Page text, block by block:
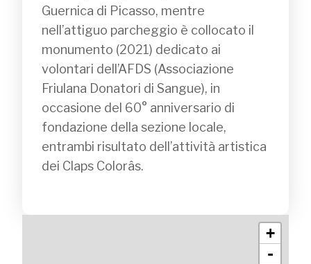
Guernica di Picasso, mentre
nell’attiguo parcheggio è collocato il
monumento (2021) dedicato ai
volontari dell’AFDS (Associazione
Friulana Donatori di Sangue), in
occasione del 60° anniversario di
fondazione della sezione locale,
entrambi risultato dell’attività artistica
dei Claps Colorâs.
+
-